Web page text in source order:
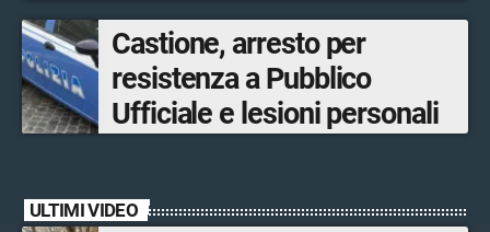
Castione, arresto per
resistenza a Pubblico
Ufficiale e lesioni personali
ULTIMI VIDEO